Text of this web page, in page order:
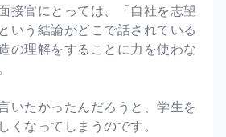
接官にとっては、「自社を志望
いう結論がどこで話されている
の理解をすることに力を使わな
いたかったんだろうと、学生を
くなってしまうのです。